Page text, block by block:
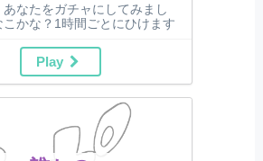
あなたをガチャにしてみまし
こかな？1時間ごとにひけます
Play